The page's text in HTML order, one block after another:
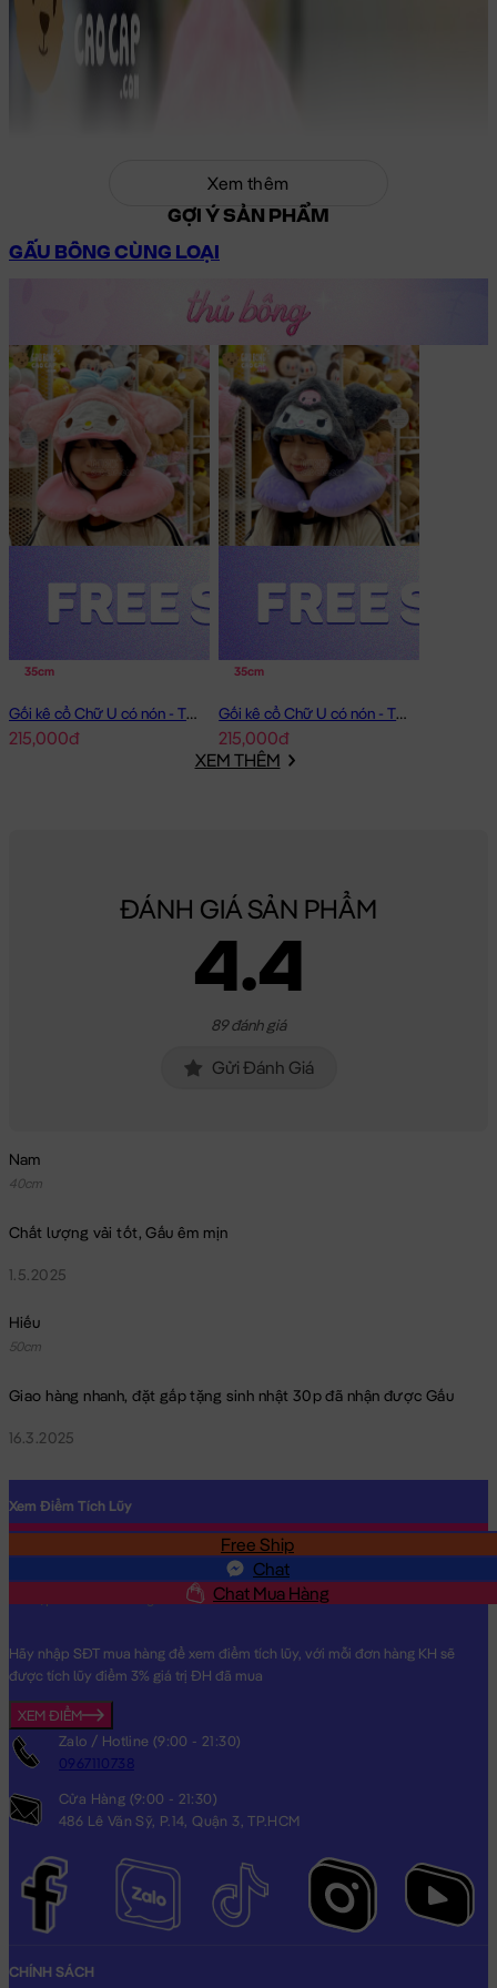
Gối chữ U có nón Apeach
Gối chữ U có nón Apeach đang nằm trong danh sách những
Gấu Bông Gối Chữ UBÁN CHẠY và đang được các
Gối chữ U có nón Apeach
Xem thêm
GỢI Ý SẢN PHẨM
GẤU BÔNG CÙNG LOẠI
35cm
Gối kê cổ Chữ U có nón - Thỏ Melody
215,000đ
35cm
Gối kê cổ Chữ U có nón - Thỏ Kuromi
215,000đ
XEM THÊM
ĐÁNH GIÁ SẢN PHẨM
4.4
89 đánh giá
Gửi Đánh Giá
Nam
40cm
Chất lượng vải tốt, Gấu êm mịn
1.5.2025
Hiếu
50cm
Giao hàng nhanh, đặt gấp tặng sinh nhật 30p đã nhận được Gấu
16.3.2025
Free Ship
Chat
Chat Mua Hàng
Xem Điểm Tích Lũy
Hãy nhập SĐT mua hàng để xem điểm tích lũy, với mỗi đơn hàng KH sẽ
được tích lũy điểm 3% giá trị ĐH đã mua
XEM ĐIỂM
Zalo / Hotline (9:00 - 21:30)
0967110738
Cửa Hàng (9:00 - 21:30)
486 Lê Văn Sỹ, P.14, Quận 3, TP.HCM
CHÍNH SÁCH